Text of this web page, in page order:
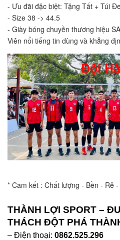
- Ưu đãi đặc biệt: Tặng Tất + Túi
- Size 38 -> 44.5
- Giày bóng chuyền thương hiệu
Viên nổi tiếng tin dùng và khẳng
* Cam kết : Chất lượng - Bền - Rẻ
THÀNH LỢI SPORT –
THÁCH ĐỘT PHÁ
– Điện thoại: 0862.525.296